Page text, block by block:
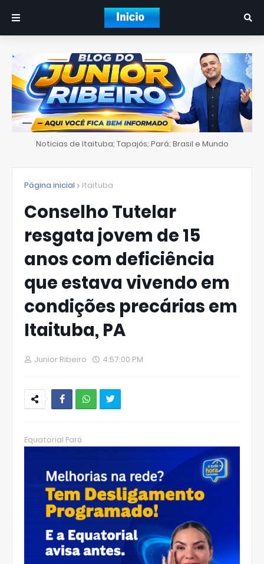
Noticias de Itaituba; Tapajós; Pará; Brasil e Mundo
Página inicial Itaituba
Conselho Tutelar
resgata jovem de 15
anos com deficiência
que estava vivendo em
condições precárias em
Itaituba, PA
Junior Ribeiro 4:57:00 PM
hats
p
Equatorial Pará